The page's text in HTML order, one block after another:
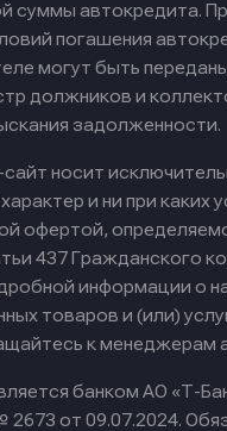
суммы автокредита.
погашения
могут быть
должников и
задолженности.
носит
и ни при каких
офертой,
437 Гражданского
информации о
товаров и (или)
к менеджерам
банком АО «Т-
от 09.07.2024.